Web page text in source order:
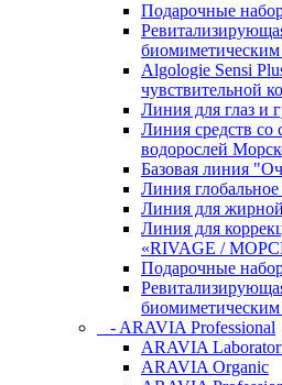
Подарочные
Algologie Sensi
чувcтвительной
Линия для глаз и
Линия средств со
водорослей
Базовая линия
Линия
Линия для
Линия для
«RIVAGE /
Подарочные
- ARAVIA Professional
ARAVIA
ARAVIA Organic